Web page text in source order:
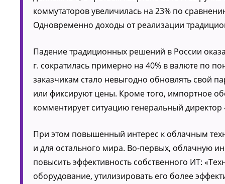
коммутаторов увеличилась на 23% по
Одновременно доходы от реализации
Падение традиционных решений в России
г. сократилась примерно на 40% в валюте по
заказчикам стало невыгодно обновлять свой
или фиксируют цены. Кроме того, импортное
комментирует ситуацию генеральный
При этом повышенный интерес к облачным
и для остального мира. Во-первых, облачную
повысить эффективность собственного ИТ:
оборудование, утилизировать его более